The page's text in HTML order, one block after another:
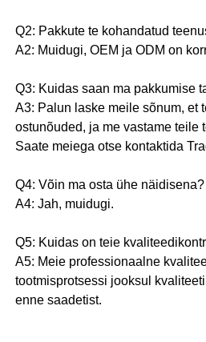
Q2: Pakkute te kohandatud
A2: Muidugi, OEM ja ODM on
Q3: Kuidas saan ma pakkumise
A3: Palun laske meile sõnum, et
ostunõuded, ja me vastame teile
Saate meiega otse kontaktida
Q4: Võin ma osta ühe näidisena?
A4: Jah, muidugi.
Q5: Kuidas on teie
A5: Meie professionaalne
tootmisprotsessi jooksul
enne saadetist.